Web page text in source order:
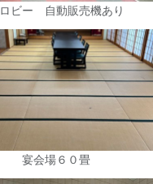
ロビー 自動販売機あり
宴会場６０畳